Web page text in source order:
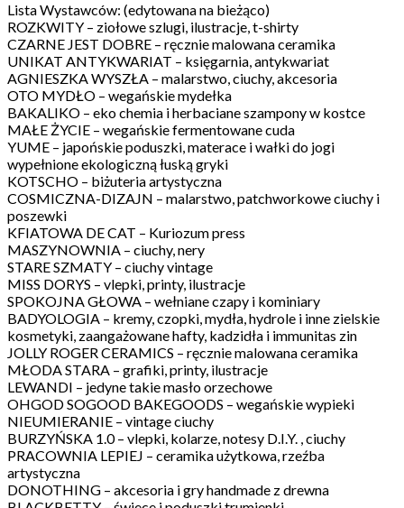
Lista Wystawców: (edytowana na bieżąco)
ROZKWITY – ziołowe szlugi, ilustracje, t-shirty
CZARNE JEST DOBRE – ręcznie malowana ceramika
UNIKAT ANTYKWARIAT – księgarnia, antykwariat
AGNIESZKA WYSZŁA – malarstwo, ciuchy, akcesoria
OTO MYDŁO – wegańskie mydełka
BAKALIKO – eko chemia i herbaciane szampony w kostce
MAŁE ŻYCIE – wegańskie fermentowane cuda
YUME – japońskie poduszki, materace i wałki do jogi
wypełnione ekologiczną łuską gryki
KOTSCHO – biżuteria artystyczna
COSMICZNA-DIZAJN – malarstwo, patchworkowe ciuchy i
poszewki
KFIATOWA DE CAT – Kuriozum press
MASZYNOWNIA – ciuchy, nery
STARE SZMATY – ciuchy vintage
MISS DORYS – vlepki, printy, ilustracje
SPOKOJNA GŁOWA – wełniane czapy i kominiary
BADYOLOGIA – kremy, czopki, mydła, hydrole i inne zielskie
kosmetyki, zaangażowane hafty, kadzidła i immunitas zin
JOLLY ROGER CERAMICS – ręcznie malowana ceramika
MŁODA STARA – grafiki, printy, ilustracje
LEWANDI – jedyne takie masło orzechowe
OHGOD SOGOOD BAKEGOODS – wegańskie wypieki
NIEUMIERANIE – vintage ciuchy
BURZYŃSKA 1.0 – vlepki, kolarze, notesy D.I.Y. , ciuchy
PRACOWNIA LEPIEJ – ceramika użytkowa, rzeźba
artystyczna
DONOTHING – akcesoria i gry handmade z drewna